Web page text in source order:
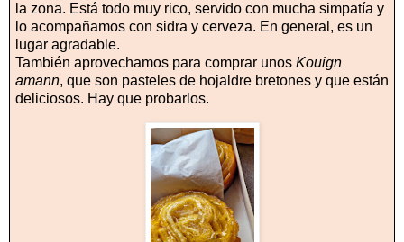
la zona. Está todo muy rico, servido con mucha simpatía y
lo acompañamos con sidra y cerveza. En general, es un
lugar agradable.
También aprovechamos para comprar unos Kouign
amann, que son pasteles de hojaldre bretones y que están
deliciosos. Hay que probarlos.